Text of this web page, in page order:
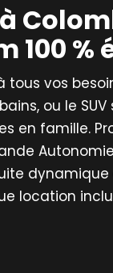
100 %
vos
ou le
en famille.
location